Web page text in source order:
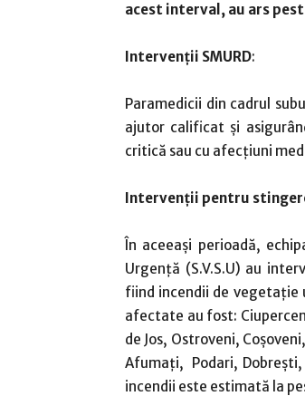
acest interval, au ars
Intervenții SMURD:
Paramedicii din cadrul
ajutor calificat și
critică sau cu afecțiuni
Intervenții pentru
În aceeași perioadă,
Urgență (S.V.S.U) au
fiind incendii de vegetație
afectate au fost:
de Jos, Ostroveni,
Afumați, Podari,
incendii este estimată la